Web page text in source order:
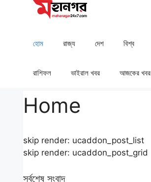
হোম রাজ্য দেশ ⁠বিশ্ব
রাশিফল ⁠⁠ভাইরাল খবর আজকের খবর
Home
skip render: ucaddon_post_list
skip render: ucaddon_post_grid
সর্বশেষ সংবাদ